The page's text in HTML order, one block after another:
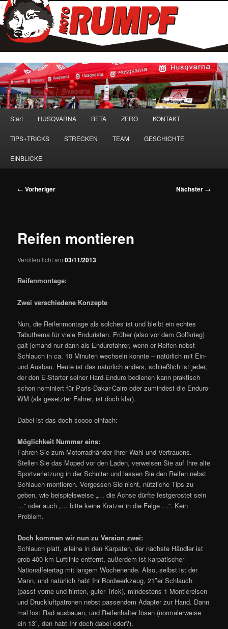
<
Zum
primären
Inhalt
springen
Start HUSQVARNA BETA ZERO KONTAKT
TIPS+TRICKS STRECKEN TEAM GESCHICHTE
EINBLICKE
Beitragsnavigation
← Vorheriger Nächster →
Reifen montieren
Veröffentlicht am03/11/2013
Reifenmontage:
Zwei verschiedene Konzepte
Nun, die Reifenmontage als solches ist und bleibt ein echtes
Tabuthema für viele Enduristen. Früher (also vor dem Golfkrieg)
galt jemand nur dann als Endurofahrer, wenn er Reifen nebst
Schlauch in ca. 10 Minuten wechseln konnte – natürlich mit Ein-
und Ausbau. Heute ist das natürlich anders, schließlich ist jeder,
der den E-Starter seiner Hard-Enduro bedienen kann praktisch
schon nominiert für Paris-Dakar-Cairo oder zumindest die Enduro-
WM (als gesetzter Fahrer, ist doch klar).
Dabei ist das doch soooo einfach:
Möglichkeit Nummer eins:
Fahren Sie zum Motorradhänder Ihrer Wahl und Vertrauens.
Stellen Sie das Moped vor den Laden, verweisen Sie auf Ihre alte
Sportverletzung in der Schulter und lassen Sie den Reifen nebst
Schlauch montieren. Vergessen Sie nicht, nützliche Tips zu
geben, wie beispielsweise „… die Achse dürfte festgerostet sein
…“ oder auch „… bitte keine Kratzer in die Felge …“. Kein
Problem.
Doch kommen wir nun zu Version zwei:
Schlauch platt, alleine in den Karpaten, der nächste Händler ist
grob 400 km Luftlinie entfernt, außerdem ist karpatischer
Nationalfeiertag mit langem Wochenende. Also, selbst ist der
Mann, und natürlich habt Ihr Bordwerkzeug, 21″er Schlauch
(passt vorne und hinten, guter Trick), mindestens 1 Montiereisen
und Druckluftpatronen nebst passendem Adapter zur Hand. Dann
mal los: Rad ausbauen, und Reifenhalter lösen (normalerweise
ein 13″, den habt Ihr doch dabei oder?).